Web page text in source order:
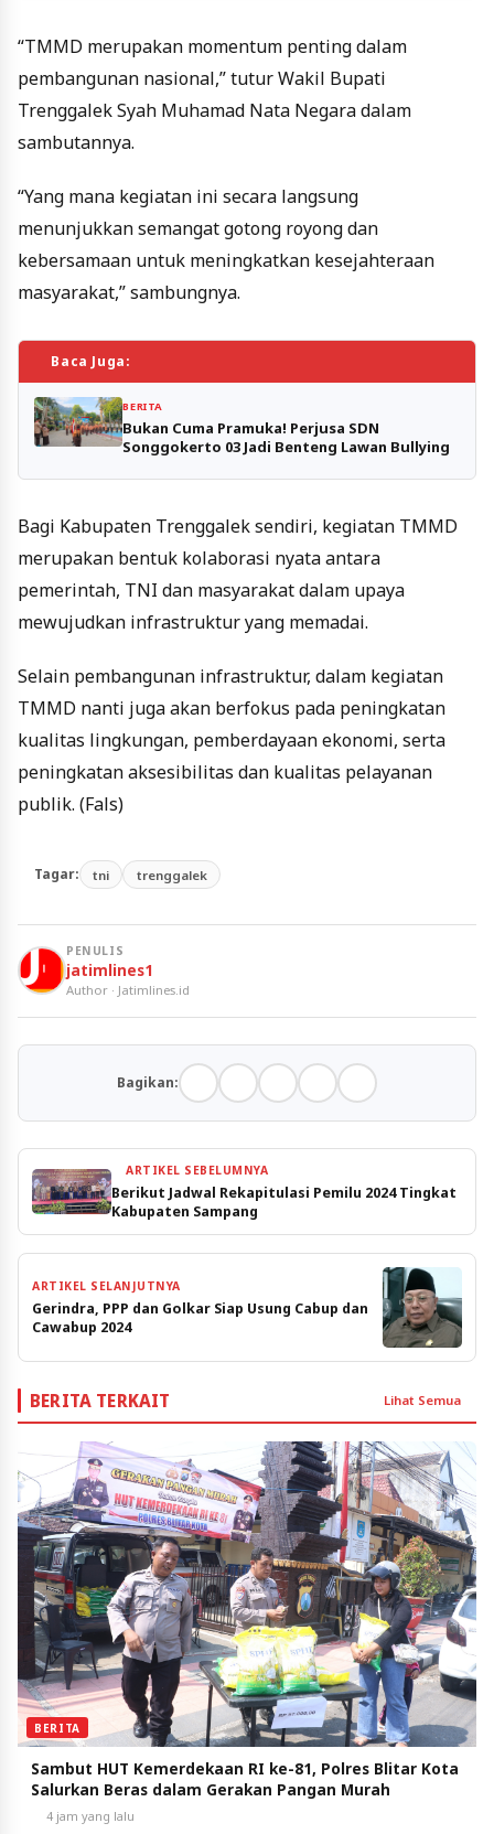
“TMMD merupakan momentum penting dalam
pembangunan nasional,” tutur Wakil Bupati
Trenggalek Syah Muhamad Nata Negara dalam
sambutannya.
“Yang mana kegiatan ini secara langsung
menunjukkan semangat gotong royong dan
kebersamaan untuk meningkatkan kesejahteraan
masyarakat,” sambungnya.
Baca Juga:
BERITA
Bukan Cuma Pramuka! Perjusa SDN
Songgokerto 03 Jadi Benteng Lawan Bullying
Bagi Kabupaten Trenggalek sendiri, kegiatan TMMD
merupakan bentuk kolaborasi nyata antara
pemerintah, TNI dan masyarakat dalam upaya
mewujudkan infrastruktur yang memadai.
Selain pembangunan infrastruktur, dalam kegiatan
TMMD nanti juga akan berfokus pada peningkatan
kualitas lingkungan, pemberdayaan ekonomi, serta
peningkatan aksesibilitas dan kualitas pelayanan
publik. (Fals)
Tagar: tni trenggalek
PENULIS
jatimlines1
Author · Jatimlines.id
Bagikan:
ARTIKEL SEBELUMNYA
Berikut Jadwal Rekapitulasi Pemilu 2024 Tingkat
Kabupaten Sampang
ARTIKEL SELANJUTNYA
Gerindra, PPP dan Golkar Siap Usung Cabup dan
Cawabup 2024
BERITA TERKAIT Lihat Semua
BERITA
Sambut HUT Kemerdekaan RI ke-81, Polres Blitar Kota
Salurkan Beras dalam Gerakan Pangan Murah
4 jam yang lalu